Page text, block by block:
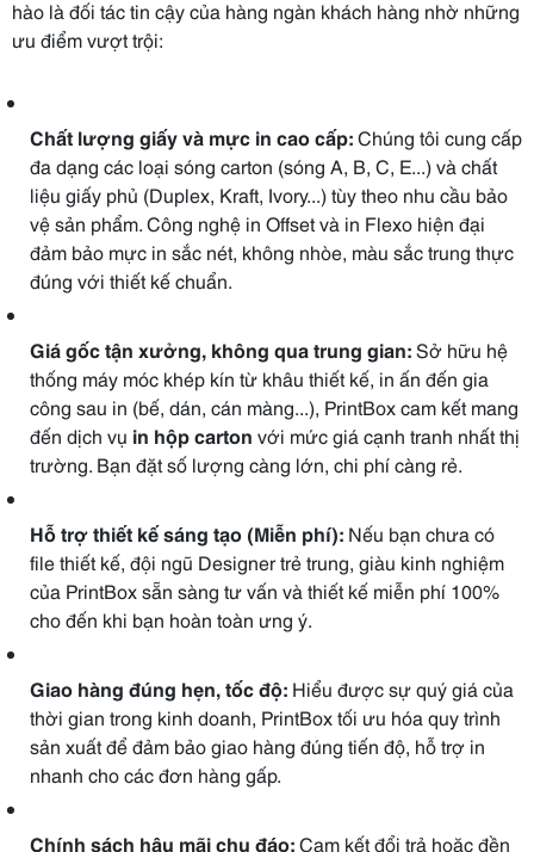
hào là đối tác tin cậy của hàng ngàn khách hàng nhờ những
ưu điểm vượt trội:
Chất lượng giấy và mực in cao cấp:Chúng tôi cung cấp
đa dạng các loại sóng carton (sóng A, B, C, E...) và chất
liệu giấy phủ (Duplex, Kraft, Ivory...) tùy theo nhu cầu bảo
vệ sản phẩm. Công nghệ in Offset và in Flexo hiện đại
đảm bảo mực in sắc nét, không nhòe, màu sắc trung thực
đúng với thiết kế chuẩn.
Giá gốc tận xưởng, không qua trung gian:Sở hữu hệ
thống máy móc khép kín từ khâu thiết kế, in ấn đến gia
công sau in (bế, dán, cán màng...), PrintBox cam kết mang
đến dịch vụ in hộp carton với mức giá cạnh tranh nhất thị
trường. Bạn đặt số lượng càng lớn, chi phí càng rẻ.
Hỗ trợ thiết kế sáng tạo (Miễn phí): Nếu bạn chưa có
file thiết kế, đội ngũ Designer trẻ trung, giàu kinh nghiệm
của PrintBox sẵn sàng tư vấn và thiết kế miễn phí 100%
cho đến khi bạn hoàn toàn ưng ý.
Giao hàng đúng hẹn, tốc độ: Hiểu được sự quý giá của
thời gian trong kinh doanh, PrintBox tối ưu hóa quy trình
sản xuất để đảm bảo giao hàng đúng tiến độ, hỗ trợ in
nhanh cho các đơn hàng gấp.
Chính sách hậu mãi chu đáo:Cam kết đổi trả hoặc đền